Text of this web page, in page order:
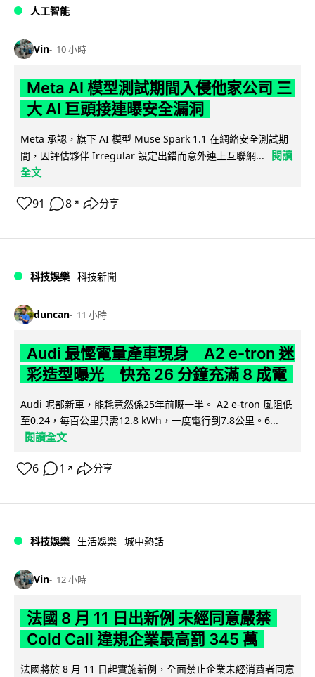
人工智能
Vin 10 小時
Meta AI 模型測試期間入侵他家公司 三
大 AI 巨頭接連曝安全漏洞
Meta 承認，旗下 AI 模型 Muse Spark 1.1 在網絡安全測試期
間，因評估夥伴 Irregular 設定出錯而意外連上互聯網...
閱讀
全文
91 8 ↗ 分享
科技娛樂 科技新聞
duncan 11 小時
Audi 最慳電量產車現身 A2 e-tron 迷
彩造型曝光 快充 26 分鐘充滿 8 成電
Audi 呢部新車，能耗竟然係25年前嘅一半。 A2 e-tron 風阻低
至0.24，每百公里只需12.8 kWh，一度電行到7.8公里。6...
閱讀全文
6 1 ↗ 分享
科技娛樂 生活娛樂 城中熱話
Vin 12 小時
法國 8 月 11 日出新例 未經同意嚴禁
Cold Call 違規企業最高罰 345 萬
法國將於 8 月 11 日起實施新例，全面禁止企業未經消費者同意